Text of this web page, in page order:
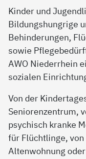
Kinder und
Bildungshungrige
Behinderungen,
sowie
AWO Niederrhein
sozialen
Von der
Seniorenzentrum,
psychisch kranke
für Flüchtlinge,
Altenwohnung